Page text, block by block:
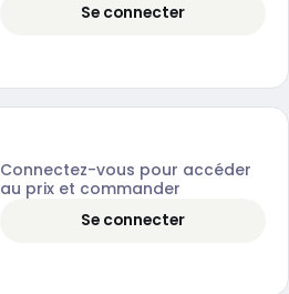
Se connecter
Connectez-vous pour accéder
au prix et commander
Se connecter